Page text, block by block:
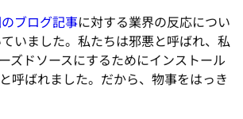
ブログ記事に対する業界の反応につい
いました。私たちは邪悪と呼ばれ、私
ズドソースにするためにインストール
呼ばれました。だから、物事をはっき